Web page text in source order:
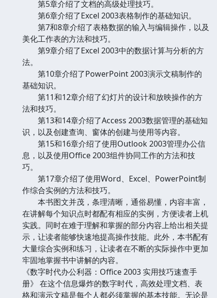
第5章介绍了文档的高级处理技巧。
第6章介绍了Excel 2003表格制作的基础知识。
第7和8章介绍了表格数据的输入与编辑操作，以及
美化工作表的方法和技巧。
第9章介绍了Excel 2003中的数据计算与分析的方
法。
第10章介绍了PowerPoint 2003演示文稿制作的
基础知识。
第11和12章介绍了幻灯片的设计和放映操作的方
法和技巧。
第13和14章介绍了Access 2003数据管理的基础知
识，以及创建查询、窗体的创建与使用等内容。
第15和16章介绍了使用Outlook 2003管理办公信
息，以及使用Office 2003组件协同工作的方法和技
巧。
第17章介绍了使用Word、Excel、PowerPoint制
作综合实例的方法和技巧。
本书图文并茂，条理清晰，通俗易懂，内容丰富，
在讲解每个知识点时都配有相应的实例，方便读者上机
实践。同时在难于理解和掌握的部分内容上给出相关提
示，让读者能够快速地提高操作技能。此外，本书配有
大量综合实例和练习，让读者在不断的实际操作中更加
牢固地掌握书中讲解的内容。
《数字时代办公利器：Office 2003 实用技巧速查手
册》 在这个信息爆炸的数字时代，高效处理文档、表
格和演示文稿是每个人都必须掌握的基本技能。无论是